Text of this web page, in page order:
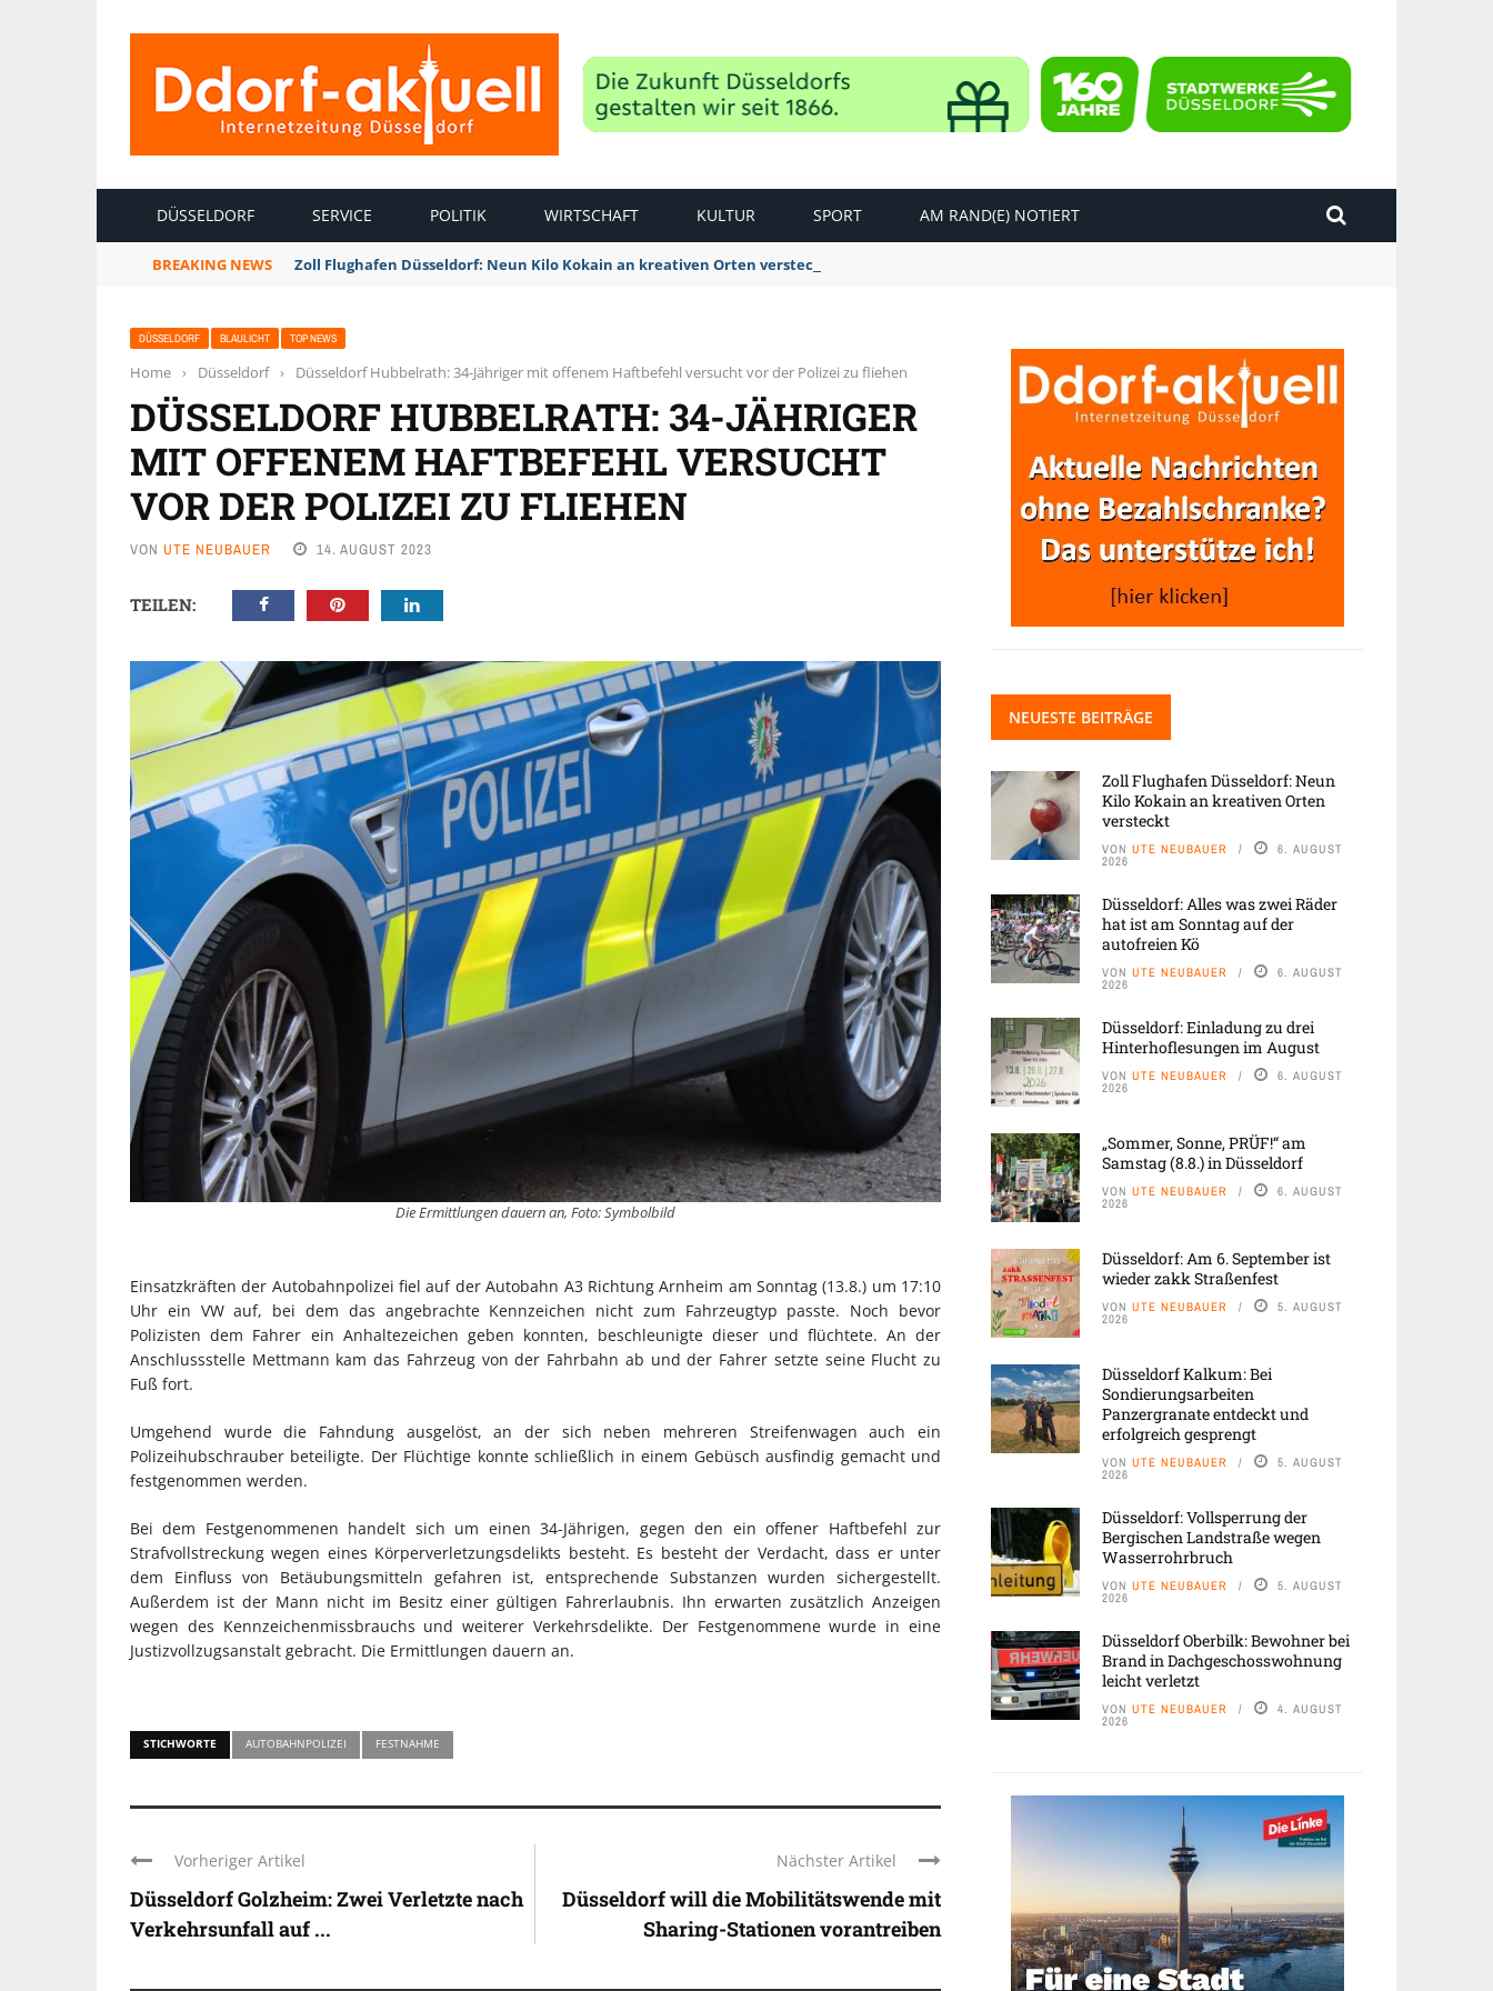
DÜSSELDORF SERVICE POLITIK WIRTSCHAFT KULTUR SPORT AM RAND(E) NOTIERT
BREAKING NEWS Zoll Flughafen Düsseldorf: Neun Kilo Kokain an kreativen Orten versteckt
DÜSSELDORF BLAULICHT TOP NEWS
Home › Düsseldorf › Düsseldorf Hubbelrath: 34-Jähriger mit offenem Haftbefehl versucht vor der Polizei zu fliehen
DÜSSELDORF HUBBELRATH: 34-JÄHRIGER
MIT OFFENEM HAFTBEFEHL VERSUCHT
VOR DER POLIZEI ZU FLIEHEN
VON UTE NEUBAUER 14. AUGUST 2023
TEILEN:
Die Ermittlungen dauern an, Foto: Symbolbild
Einsatzkräften der Autobahnpolizei fiel auf der Autobahn A3 Richtung Arnheim am Sonntag (13.8.) um 17:10
Uhr ein VW auf, bei dem das angebrachte Kennzeichen nicht zum Fahrzeugtyp passte. Noch bevor
Polizisten dem Fahrer ein Anhaltezeichen geben konnten, beschleunigte dieser und flüchtete. An der
Anschlussstelle Mettmann kam das Fahrzeug von der Fahrbahn ab und der Fahrer setzte seine Flucht zu
Fuß fort.
Umgehend wurde die Fahndung ausgelöst, an der sich neben mehreren Streifenwagen auch ein
Polizeihubschrauber beteiligte. Der Flüchtige konnte schließlich in einem Gebüsch ausfindig gemacht und
festgenommen werden.
Bei dem Festgenommenen handelt sich um einen 34-Jährigen, gegen den ein offener Haftbefehl zur
Strafvollstreckung wegen eines Körperverletzungsdelikts besteht. Es besteht der Verdacht, dass er unter
dem Einfluss von Betäubungsmitteln gefahren ist, entsprechende Substanzen wurden sichergestellt.
Außerdem ist der Mann nicht im Besitz einer gültigen Fahrerlaubnis. Ihn erwarten zusätzlich Anzeigen
wegen des Kennzeichenmissbrauchs und weiterer Verkehrsdelikte. Der Festgenommene wurde in eine
Justizvollzugsanstalt gebracht. Die Ermittlungen dauern an.
STICHWORTE AUTOBAHNPOLIZEI FESTNAHME
Vorheriger Artikel
Düsseldorf Golzheim: Zwei Verletzte nach
Verkehrsunfall auf ...
Nächster Artikel
Düsseldorf will die Mobilitätswende mit
Sharing-Stationen vorantreiben
NEUESTE BEITRÄGE
Zoll Flughafen Düsseldorf: Neun
Kilo Kokain an kreativen Orten
versteckt
VON UTE NEUBAUER 6. AUGUST
2026
Düsseldorf: Alles was zwei Räder
hat ist am Sonntag auf der
autofreien Kö
VON UTE NEUBAUER 6. AUGUST
2026
Düsseldorf: Einladung zu drei
Hinterhoflesungen im August
VON UTE NEUBAUER 6. AUGUST
2026
„Sommer, Sonne, PRÜF!“ am
Samstag (8.8.) in Düsseldorf
VON UTE NEUBAUER 6. AUGUST
2026
Düsseldorf: Am 6. September ist
wieder zakk Straßenfest
VON UTE NEUBAUER 5. AUGUST
2026
Düsseldorf Kalkum: Bei
Sondierungsarbeiten
Panzergranate entdeckt und
erfolgreich gesprengt
VON UTE NEUBAUER 5. AUGUST
2026
Düsseldorf: Vollsperrung der
Bergischen Landstraße wegen
Wasserrohrbruch
VON UTE NEUBAUER 5. AUGUST
2026
Düsseldorf Oberbilk: Bewohner bei
Brand in Dachgeschosswohnung
leicht verletzt
VON UTE NEUBAUER 4. AUGUST
2026